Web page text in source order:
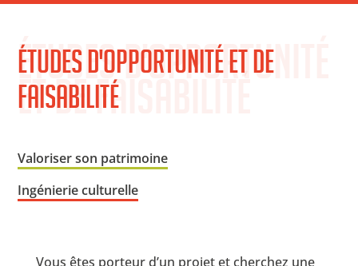
Études d'opportunité
et de faisabilité
Études d'opportunité et de
faisabilité
Valoriser son patrimoine
Ingénierie culturelle
Vous êtes porteur d’un projet et cherchez une